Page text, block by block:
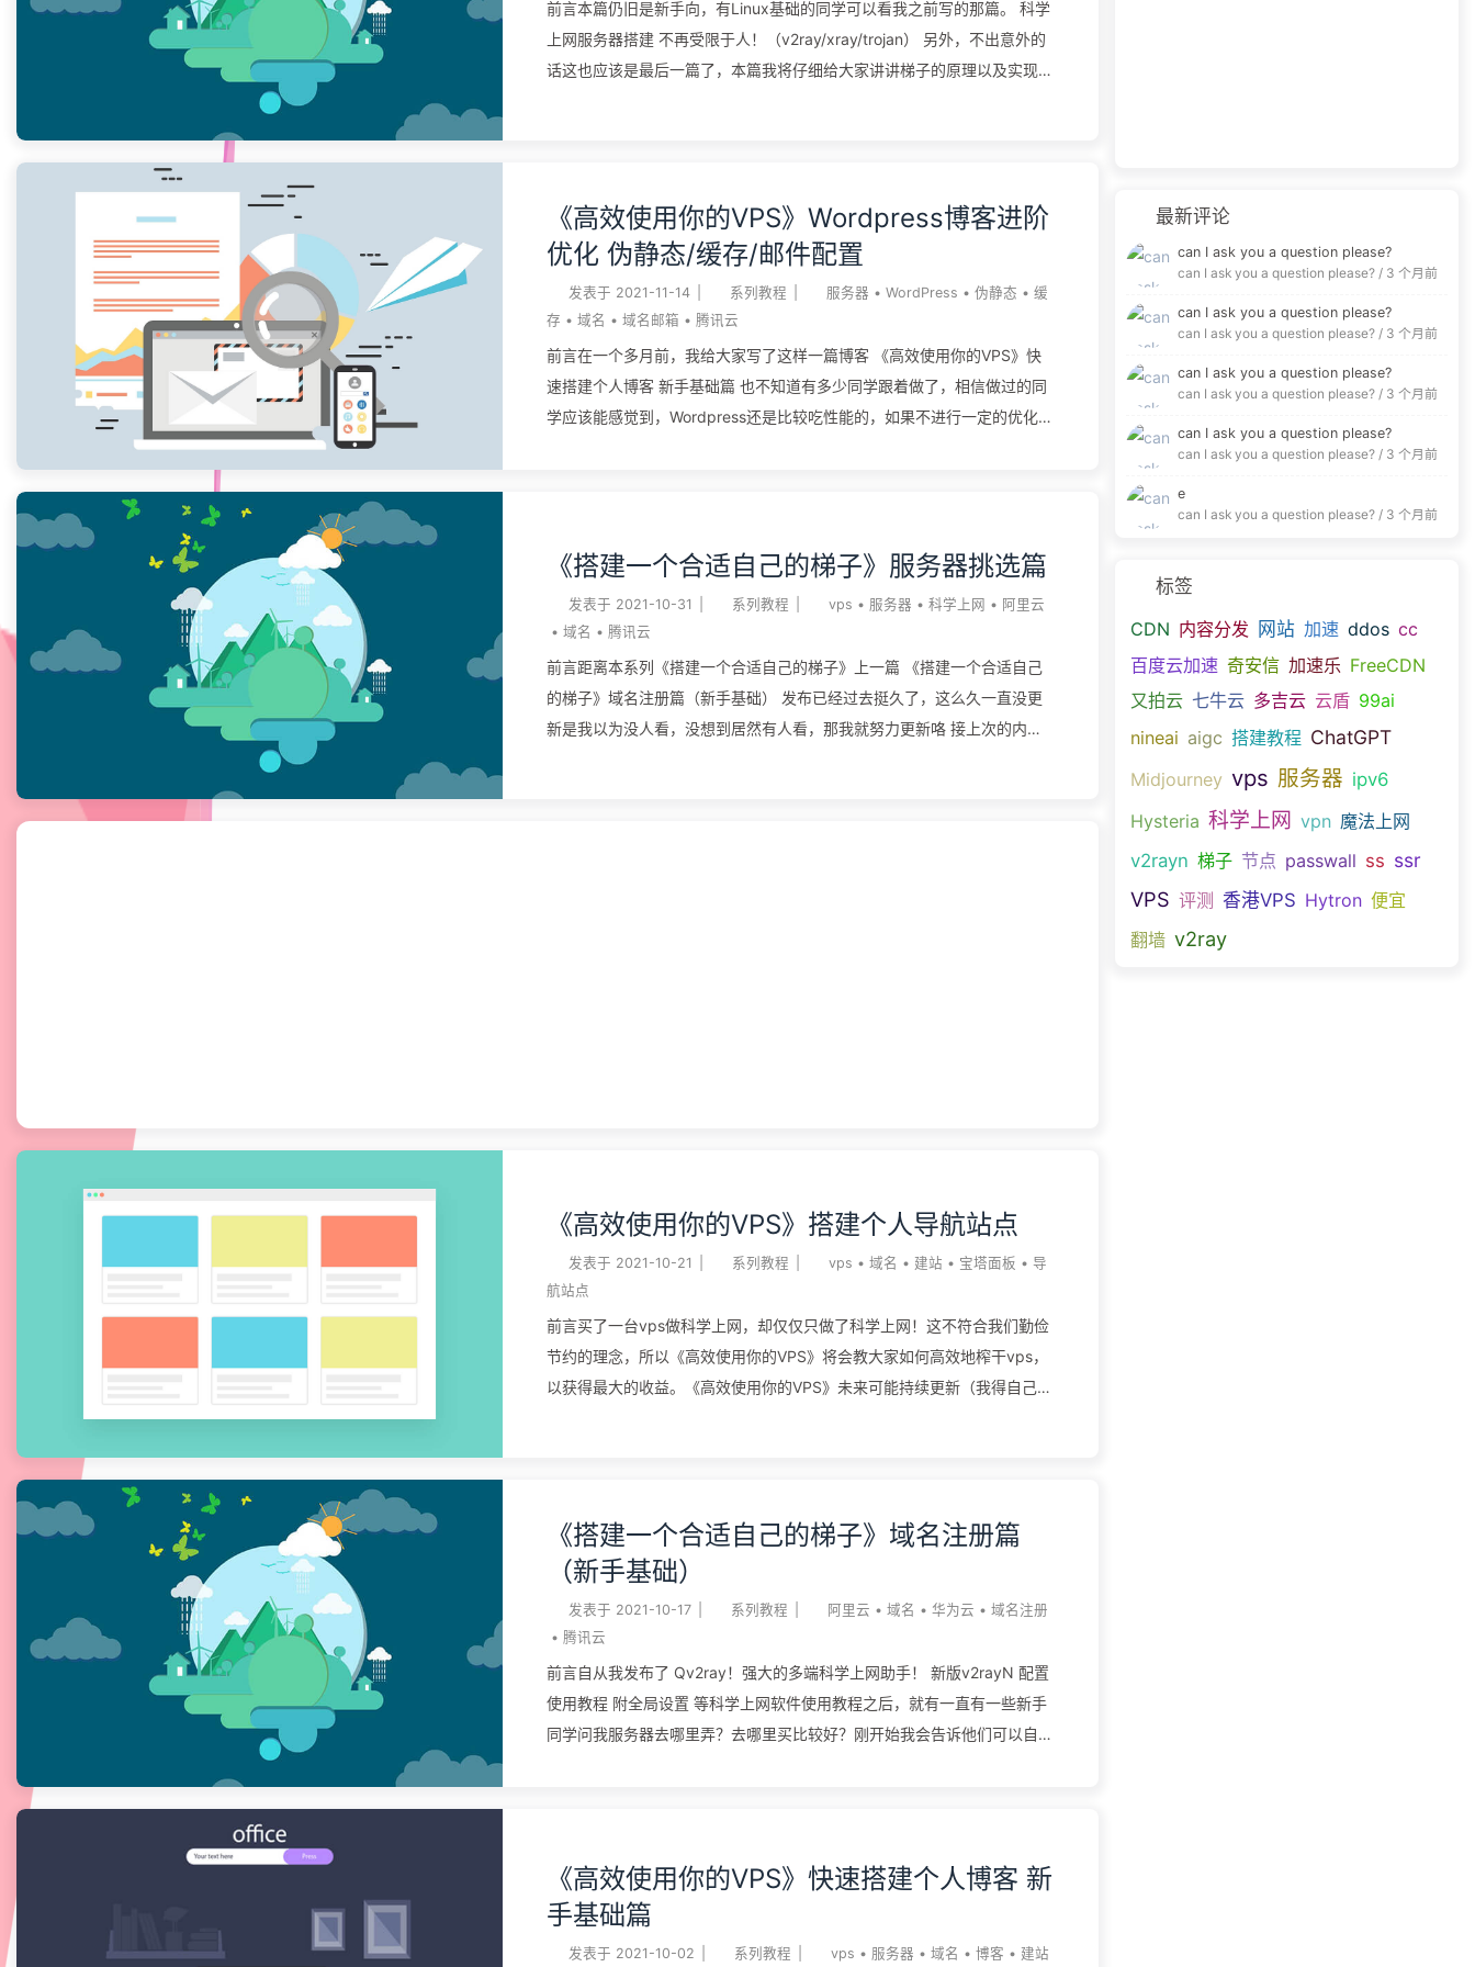
前言本篇仍旧是新手向，有Linux基础的同学可以看我之前写的那篇。 科学
上网服务器搭建 不再受限于人！（v2ray/xray/trojan） 另外，不出意外的
话这也应该是最后一篇了，本篇我将仔细给大家讲讲梯子的原理以及实现方
网民的信息安全非常看重，要求进入我国市场的企业需要将存放用户信息的
服务器设在国内，苹果公司都乖乖的将服务器设在贵州了，但是有些企业是
不愿意这么做的，比如谷歌。所以，它被隔离在长城防火墙之外了，我们普
通用户也就无法正常去使用它的服务了。 既然明白了为什么不能正常访
问，那就可以准对原因找方法了。首先，大陆不能正常访问，但是大陆之外
的地区都可以正常访问，包括港澳台地区，那我们的思路就是在大陆和被
ban掉的站点之间增加一个中转节点，这个问题就得以解决了，事实上也确
《高效使用你的VPS》Wordpress博客进阶
优化 伪静态/缓存/邮件配置
发表于 2021-11-14 系列教程 服务器 • WordPress • 伪静态 • 缓
存 • 域名 • 域名邮箱 • 腾讯云
前言在一个多月前，我给大家写了这样一篇博客 《高效使用你的VPS》快
速搭建个人博客 新手基础篇 也不知道有多少同学跟着做了，相信做过的同
学应该能感觉到，Wordpress还是比较吃性能的，如果不进行一定的优化将
验！ 静态化什么是静态化？在设置静态化之前，博文的链接默认是以/?
p=123这种形式结尾的，博客的每一次访问，服务器都会动态的查找内容，
这对服务器的消耗是非常大的。静态化之后，博文的链接默认是
以/123.html的形式结尾的，它是服务器模拟静态文件来的，但终究是伪静
态，但这并不是说没有用，在完成下一步的缓存以及更下一步的CDN之
后，它就能大大减小服务器的压力。 我们首先登陆到宝塔面板后台，点开
《搭建一个合适自己的梯子》服务器挑选篇
发表于 2021-10-31 系列教程 vps • 服务器 • 科学上网 • 阿里云
• 域名 • 腾讯云
前言距离本系列《搭建一个合适自己的梯子》上一篇 《搭建一个合适自己
的梯子》域名注册篇（新手基础） 发布已经过去挺久了，这么久一直没更
新是我以为没人看，没想到居然有人看，那我就努力更新咯 接上次的内
《高效使用你的VPS》搭建个人导航站点
发表于 2021-10-21 系列教程 vps • 域名 • 建站 • 宝塔面板 • 导
航站点
前言买了一台vps做科学上网，却仅仅只做了科学上网！这不符合我们勤俭
节约的理念，所以《高效使用你的VPS》将会教大家如何高效地榨干vps，
以获得最大的收益。《高效使用你的VPS》未来可能持续更新（我得自己先
验。 准备 vps一台 域名一个 Webstack（html+css+js） 本地个性化设置
本期继续使用开源高效的宝塔面板作为服务器管理软件，在搭建好博客之后
继续来搭建我们的导航站点，宝塔面板不会安装的同学可以看看我的上一期
《高效使用你的vps》 《高效使用你的VPS》快速搭建个人博客 新手基础
篇 界面预览 个性化站点我们所使用的导航站点为开源的webstack，它不
只有静态的，但为了尽可能减小服务器的负载，我们还是选择静态的，它是
没有后台的，想配合后台来使用的同学可以看下webstack的GitHub页面，
《搭建一个合适自己的梯子》域名注册篇
（新手基础）
发表于 2021-10-17 系列教程 阿里云 • 域名 • 华为云 • 域名注册
• 腾讯云
前言自从我发布了 Qv2ray！强大的多端科学上网助手！ 新版v2rayN 配置
使用教程 附全局设置 等科学上网软件使用教程之后，就有一直有一些新手
同学问我服务器去哪里弄？去哪里买比较好？刚开始我会告诉他们可以自己
新手同学们去自己搭建属于自己的梯子。 域名是什么域名（英语：Domain
Name），又称网域，是由一串用点分隔的名字组成的Internet上某一台计
算机或计算机组的名称，用于在数据传输时对计算机的定位标识（有时也指
《高效使用你的VPS》快速搭建个人博客 新
手基础篇
发表于 2021-10-02 系列教程 vps • 服务器 • 域名 • 博客 • 建站
最新评论
can I ask you a question please?
can I ask you a question please? / 3 个月前
can I ask you a question please?
can I ask you a question please? / 3 个月前
can I ask you a question please?
can I ask you a question please? / 3 个月前
can I ask you a question please?
can I ask you a question please? / 3 个月前
e
can I ask you a question please? / 3 个月前
标签
CDN 内容分发 网站 加速 ddos cc
百度云加速 奇安信 加速乐 FreeCDN
又拍云 七牛云 多吉云 云盾 99ai
nineai aigc 搭建教程 ChatGPT
Midjourney vps 服务器 ipv6
Hysteria 科学上网 vpn 魔法上网
v2rayn 梯子 节点 passwall ss ssr
VPS 评测 香港VPS Hytron 便宜
翻墙 v2ray